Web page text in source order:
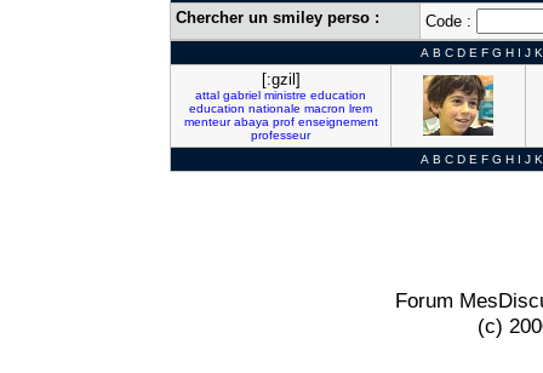
Chercher un smiley perso : Code :
A B C D E F G H I J K
[:gzil]
attal gabriel ministre education
education nationale macron lrem
menteur abaya prof enseignement
professeur
A B C D E F G H I J K
Forum
(c)